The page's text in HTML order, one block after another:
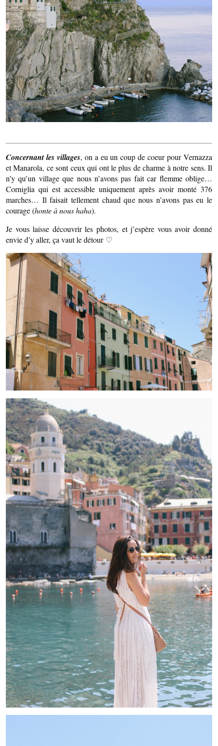
Concernant les villages, on a eu un coup de coeur pour Vernazza
et Manarola, ce sont ceux qui ont le plus de charme à notre sens. Il
n’y qu’un village que nous n’avons pas fait car flemme oblige…
Corniglia qui est accessible uniquement après avoir monté 376
marches… Il faisait tellement chaud que nous n’avons pas eu le
courage (honte à nous haha).
Je vous laisse découvrir les photos, et j’espère vous avoir donné
envie d’y aller, ça vaut le détour ♡